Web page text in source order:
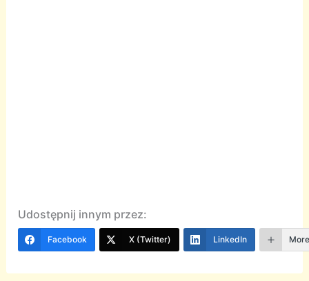
Udostępnij innym przez:
Facebook X (Twitter) LinkedIn